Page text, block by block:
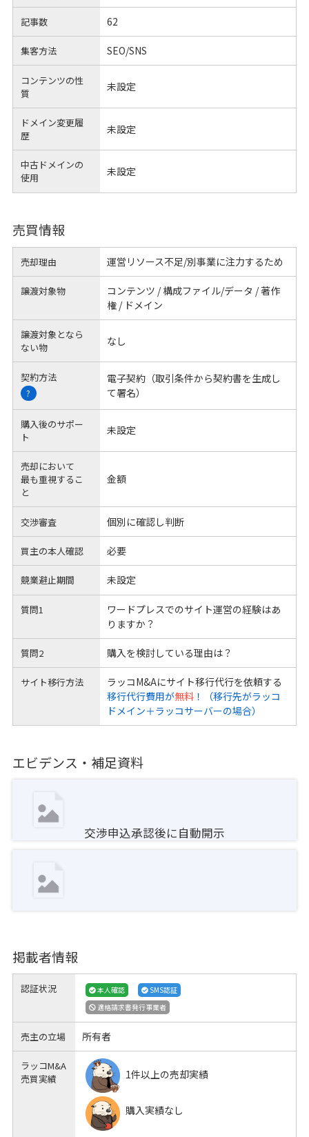
記事数 62
集客方法 SEO/SNS
コンテンツの性
質
未設定
ドメイン変更履
歴
未設定
中古ドメインの
使用
未設定
売買情報
売却理由 運営リソース不足/別事業に注力するため
譲渡対象物
コンテンツ / 構成ファイル/データ / 著作
権 / ドメイン
譲渡対象となら
ない物
なし
契約方法
?
電子契約（取引条件から契約書を生成し
て署名）
購入後のサポー
ト
未設定
売却において
最も重視するこ
と
金額
交渉審査 個別に確認し判断
買主の本人確認 必要
競業避止期間 未設定
質問1
ワードプレスでのサイト運営の経験はあ
りますか？
質問2 購入を検討している理由は？
サイト移行方法
ラッコM&Aにサイト移行代行を依頼する
移行代行費用が無料！（移行先がラッコ
ドメイン＋ラッコサーバーの場合）
エビデンス・補足資料
交渉申込承認後に自動開示
掲載者情報
認証状況 本人確認
SMS認証
適格請求書発行事業者
売主の立場 所有者
ラッコM&A
売買実績
1件以上の売却実績
購入実績なし